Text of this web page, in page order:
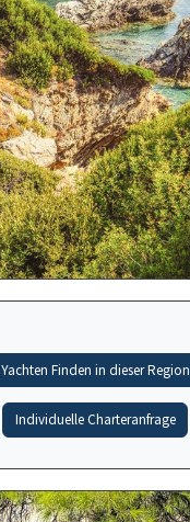
Yachten Finden in dieser Region
Individuelle Charteranfrage